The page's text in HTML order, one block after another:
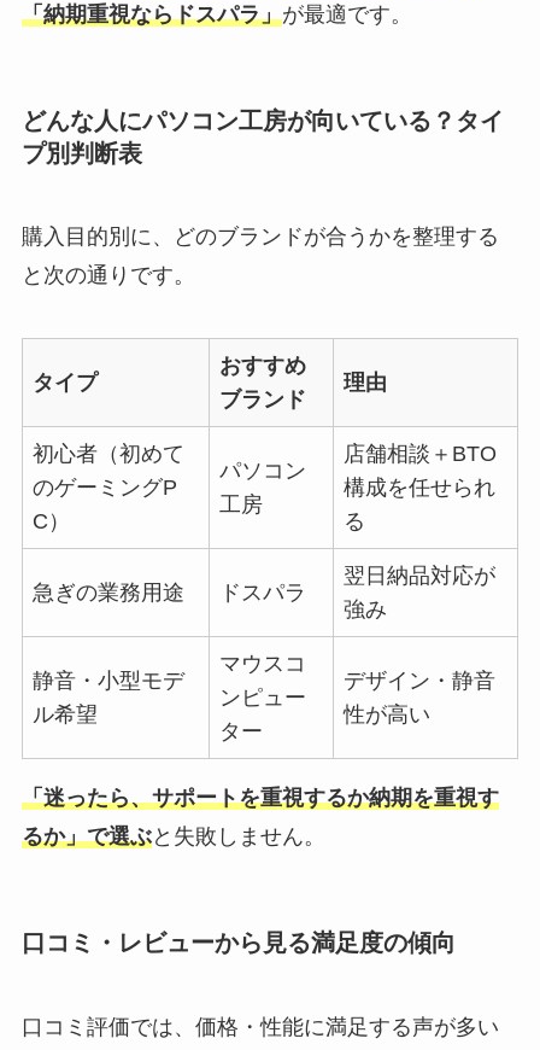
「納期重視ならドスパラ」が最適です。
どんな人にパソコン工房が向いている？タイ
プ別判断表
購入目的別に、どのブランドが合うかを整理する
と次の通りです。
タイプ
おすすめ
ブランド
理由
初心者（初めて
のゲーミングP
C）
パソコン
工房
店舗相談＋BTO
構成を任せられ
る
急ぎの業務用途 ドスパラ
翌日納品対応が
強み
静音・小型モデ
ル希望
マウスコ
ンピュー
ター
デザイン・静音
性が高い
「迷ったら、サポートを重視するか納期を重視す
るか」で選ぶと失敗しません。
口コミ・レビューから見る満足度の傾向
口コミ評価では、価格・性能に満足する声が多い